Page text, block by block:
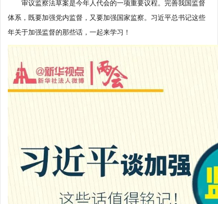
审议监察法草案是今年人代会的一项重要议程。完善我国监督
体系，既要加强党内监督，又要加强国家监察。习近平总书记这些
年关于加强监督的那些话，一起来学习！